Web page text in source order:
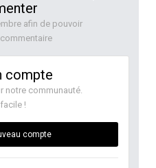
afin de pouvoir
compte
notre communauté.
facile !
compte